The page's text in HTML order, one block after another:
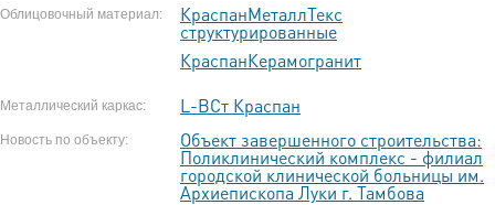
Облицовочный материал: КраспанМеталлТекс
структурированные
КраспанКерамогранит
Металлический каркас: L-ВСт Краспан
Новость по объекту: Объект завершенного строительства:
Поликлинический комплекс - филиал
городской клинической больницы им.
Архиепископа Луки г. Тамбова